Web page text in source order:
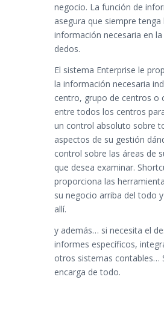
negocio. La función de
asegura que siempre tenga
información necesaria en
dedos.
El sistema Enterprise le
la información necesaria
centro, grupo de centros o
entre todos los centros
un control absoluto sobre
aspectos de su gestión
control sobre las áreas de
que desea examinar.
proporciona las
su negocio arriba del todo
allí.
y además… si necesita el
informes específicos,
otros sistemas contables…
encarga de todo.